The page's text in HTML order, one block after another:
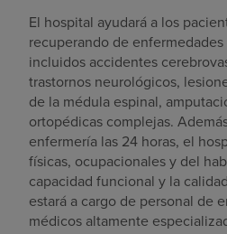
El hospital ayudará a los
recuperando de
incluidos accidentes
trastornos neurológicos,
de la médula espinal,
ortopédicas complejas.
enfermería las 24 horas, el
físicas, ocupacionales y del
capacidad funcional y la
estará a cargo de personal de
médicos altamente